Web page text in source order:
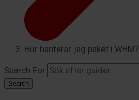
Hur hanterar jag paket i WHM?
Search For
Search